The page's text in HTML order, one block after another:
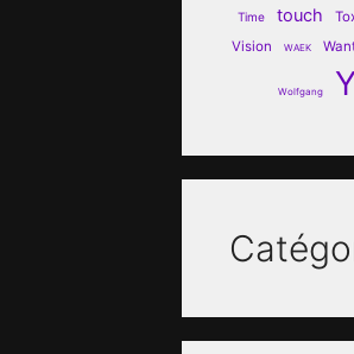
Time touch
Vision
WAEK
Wolfgang